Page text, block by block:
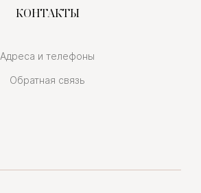
КОНТАКТЫ
Адреса и телефоны
Обратная связь